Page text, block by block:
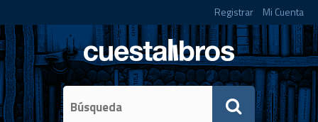
Registrar Mi Cuenta